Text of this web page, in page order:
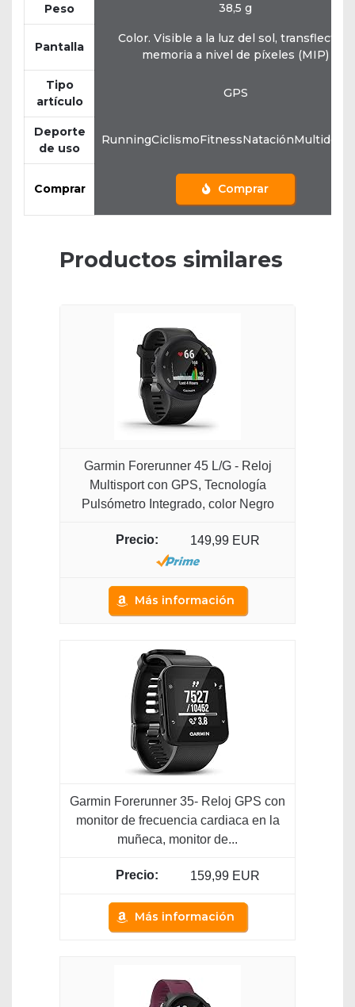
Peso 38,5 g
Pantalla
Color. Visible a la luz del sol, transflectiva,
memoria a nivel de píxeles (MIP)
Tipo
artículo
GPS
Deporte
de uso
Comprar Comprar
Productos similares
Garmin Forerunner 45 L/G - Reloj
Multisport con GPS, Tecnología
Pulsómetro Integrado, color Negro
149,99 EUR
Más información
Garmin Forerunner 35- Reloj GPS con
monitor de frecuencia cardiaca en la
muñeca, monitor de...
159,99 EUR
Más información